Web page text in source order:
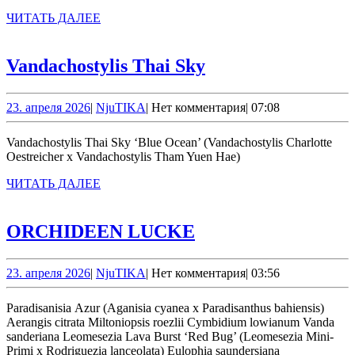
ЧИТАТЬ ДАЛЕЕ
Vandachostylis Thai SkyVandachostylis
Sky
23. апреля 202623.
апреля
2026
| NjuTIKANjuTIKA
| Нет комментария| 07:08
Vandachostylis Thai Sky ‘Blue Ocean’ (Vandachostylis Charlotte
Oestreicher x Vandachostylis Tham Yuen Hae)
ЧИТАТЬ ДАЛЕЕ
ORCHIDEEN LUCKE
23. апреля 202623.
апреля
2026
| NjuTIKANjuTIKA
| Нет комментария| 03:56
Paradisanisia Azur (Aganisia cyanea x Paradisanthus bahiensis)
Aerangis citrata Miltoniopsis roezlii Cymbidium lowianum Vanda
sanderiana Leomesezia Lava Burst ‘Red Bug’ (Leomesezia Mini-
Primi x Rodriguezia lanceolata) Eulophia saundersiana